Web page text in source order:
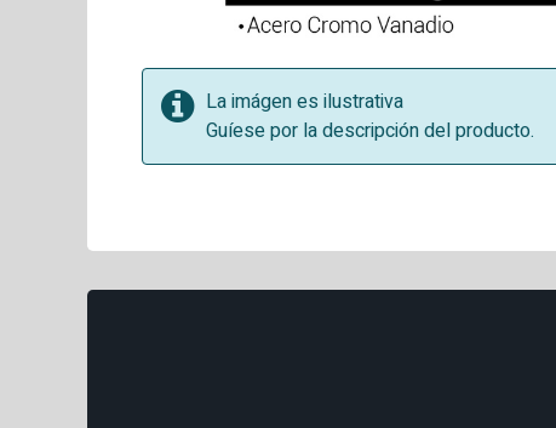
La imágen es ilustrativa
Guíese por la descripción del producto.